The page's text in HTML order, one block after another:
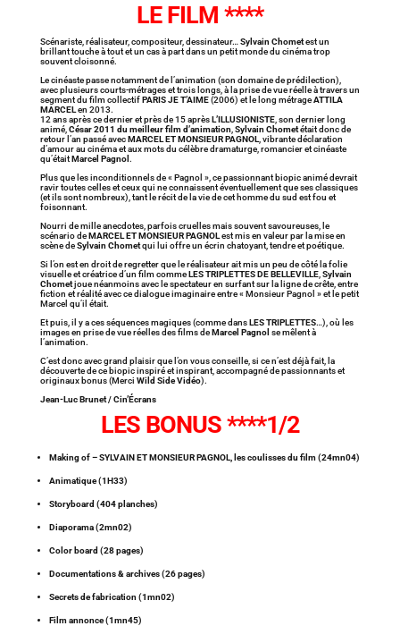
LE FILM ****
Scénariste, réalisateur, compositeur, dessinateur… Sylvain Chometest un
brillant touche à tout et un cas à part dans un petit monde du cinéma trop
souvent cloisonné.
Le cinéaste passe notamment de l’animation (son domaine de prédilection),
avec plusieurs courts-métrages et trois longs, à la prise de vue réelle à travers un
segment du film collectifPARIS JE T’AIME(2006) et le long métrageATTILA
MARCELen 2013.
12 ans après ce dernier et près de 15 aprèsL’ILLUSIONISTE, son dernier long
animé, César 2011 du meilleur film d’animation Sylvain Chometétait donc de
retour l’an passé avecMARCEL ET MONSIEUR PAGNOL, vibrante déclaration
d’amour au cinéma et aux mots du célèbre dramaturge, romancier et cinéaste
qu’étaitMarcel Pagnol .
Plus que les inconditionnels de « Pagnol », ce passionnant biopic animé devrait
ravir toutes celles et ceux qui ne connaissent éventuellement que ses classiques
(et ils sont nombreux), tant le récit de la vie de cet homme du sud est fou et
foisonnant.
Nourri de mille anecdotes, parfois cruelles mais souvent savoureuses, le
scénario deMARCEL ET MONSIEUR PAGNOLest mis en valeur par la mise en
scène deSylvain Chometqui lui offre un écrin chatoyant, tendre et poétique.
Si l’on est en droit de regretter que le réalisateur ait mis un peu de côté la folie
visuelle et créatrice d’un film commeLES TRIPLETTES DE BELLEVILLE, Sylvain
Chometjoue néanmoins avec le spectateur en surfant sur la ligne de crête, entre
fiction et réalité avec ce dialogue imaginaire entre « Monsieur Pagnol » et le petit
Marcel qu’il était.
Et puis, il y a ces séquences magiques (comme dansLES TRIPLETTES…), où les
images en prise de vue réelles des films deMarcel Pagnol se mêlent à
l’animation.
C’est donc avec grand plaisir que l’on vous conseille, si ce n’est déjà fait, la
découverte de ce biopic inspiré et inspirant, accompagné de passionnants et
originaux bonus (Merci Wild Side Vidéo).
Jean-Luc Brunet / Cin’Écrans
LES BONUS ****1/2
Making of – SYLVAIN ET MONSIEUR PAGNOL, les coulisses du film (24mn04)
Animatique (1H33)
Storyboard (404 planches)
Diaporama (2mn02)
Color board (28 pages)
Documentations & archives (26 pages)
Secrets de fabrication (1mn02)
Film annonce (1mn45)